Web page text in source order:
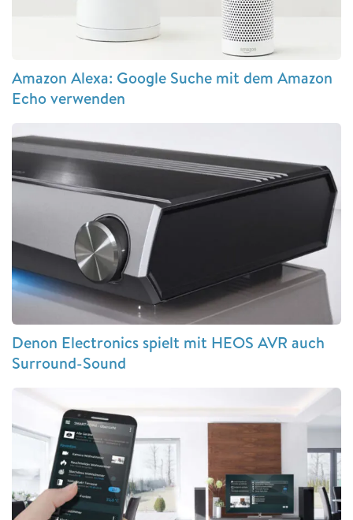
Amazon Alexa: Google Suche mit dem Amazon
Echo verwenden
Denon Electronics spielt mit HEOS AVR auch
Surround-Sound